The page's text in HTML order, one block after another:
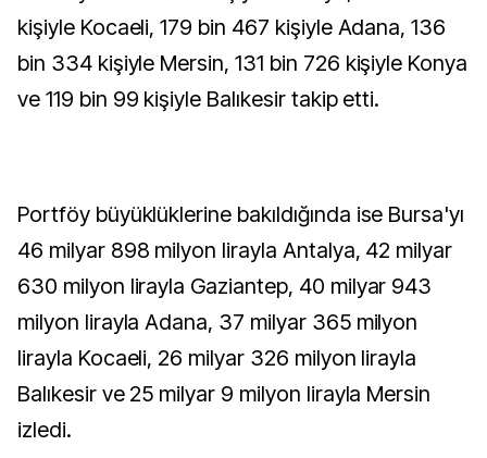
kişiyle Kocaeli, 179 bin 467 kişiyle Adana, 136
bin 334 kişiyle Mersin, 131 bin 726 kişiyle Konya
ve 119 bin 99 kişiyle Balıkesir takip etti.
Portföy büyüklüklerine bakıldığında ise Bursa'yı
46 milyar 898 milyon lirayla Antalya, 42 milyar
630 milyon lirayla Gaziantep, 40 milyar 943
milyon lirayla Adana, 37 milyar 365 milyon
lirayla Kocaeli, 26 milyar 326 milyon lirayla
Balıkesir ve 25 milyar 9 milyon lirayla Mersin
izledi.